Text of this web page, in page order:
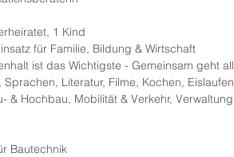
1 Kind
für Familie, Bildung & Wirtschaft
ist das Wichtigste - Gemeinsam geht
Sprachen, Literatur, Filme, Kochen,
& Hochbau, Mobilität & Verkehr,
Bautechnik